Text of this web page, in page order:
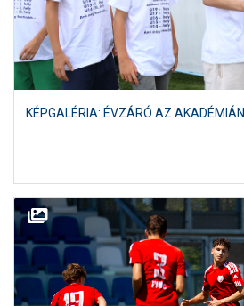
KÉPGALÉRIA: ÉVZÁRÓ AZ AKADÉMIÁN